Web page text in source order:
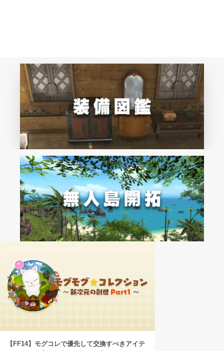
【FF14】モグコレで優先して交換すべきアイテ